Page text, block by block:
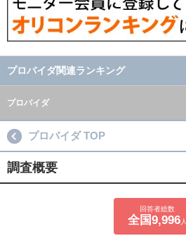
プロバイダ関連ランキング
プロバイダ
プロバイダ TOP
調査概要
回答者総数
全国9,996人